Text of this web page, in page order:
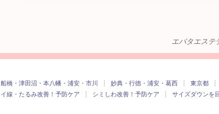
エバタエス
船橋・津田沼・本八幡・浦安・市川 妙典・行徳・浦安・葛西 東京都
イ線・たるみ改善！予防ケア
シミしわ改善！予防ケア サイズダウンを